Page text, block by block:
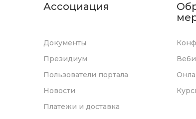
Ассоциация
Документы
Президиум
Пользователи портала
Новости
Платежи и доставка